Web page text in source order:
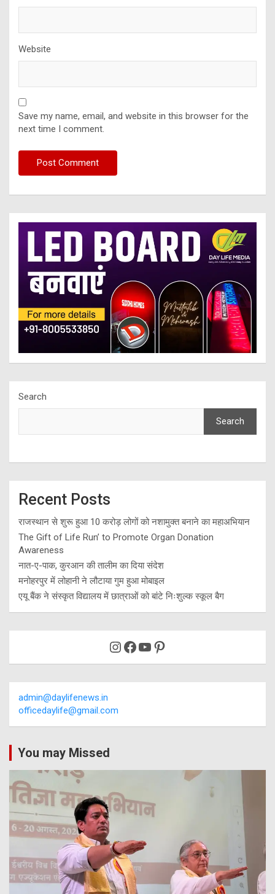
Website
Save my name, email, and website in this browser for the
next time I comment.
Search
Search
Recent Posts
राजस्थान से शुरू हुआ 10 करोड़ लोगों को नशामुक्त बनाने का महाअभियान
The Gift of Life Run’ to Promote Organ Donation
Awareness
नात-ए-पाक, कुरआन की तालीम का दिया संदेश
मनोहरपुर में लोहानी ने लौटाया गुम हुआ मोबाइल
एयू बैंक ने संस्कृत विद्यालय में छात्राओं को बांटे निःशुल्क स्कूल बैग
Instagram
Facebook
YouTube
Pinterest
admin@daylifenews.in
officedaylife@gmail.com
You may Missed